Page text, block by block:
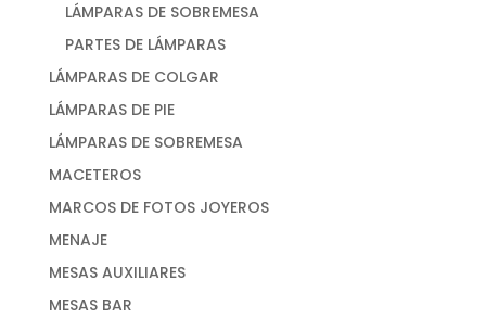
LÁMPARAS DE SOBREMESA
PARTES DE LÁMPARAS
LÁMPARAS DE COLGAR
LÁMPARAS DE PIE
LÁMPARAS DE SOBREMESA
MACETEROS
MARCOS DE FOTOS JOYEROS
MENAJE
MESAS AUXILIARES
MESAS BAR